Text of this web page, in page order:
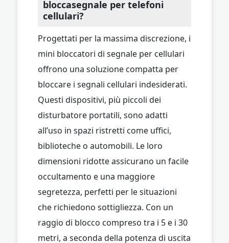
bloccasegnale per telefoni
cellulari?
Progettati per la massima discrezione, i
mini bloccatori di segnale per cellulari
offrono una soluzione compatta per
bloccare i segnali cellulari indesiderati.
Questi dispositivi, più piccoli dei
disturbatore portatili, sono adatti
all’uso in spazi ristretti come uffici,
biblioteche o automobili. Le loro
dimensioni ridotte assicurano un facile
occultamento e una maggiore
segretezza, perfetti per le situazioni
che richiedono sottigliezza. Con un
raggio di blocco compreso tra i 5 e i 30
metri, a seconda della potenza di uscita